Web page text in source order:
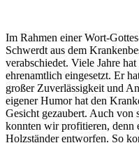
Im Rahmen einer Wort-
Schwerdt aus dem
verabschiedet. Viele Jahre
ehrenamtlich eingesetzt. Er
großer Zuverlässigkeit und
eigener Humor hat den
Gesicht gezaubert. Auch von
konnten wir profitieren, denn
Holzständer entworfen. So